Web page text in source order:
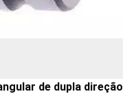
de dupla direção